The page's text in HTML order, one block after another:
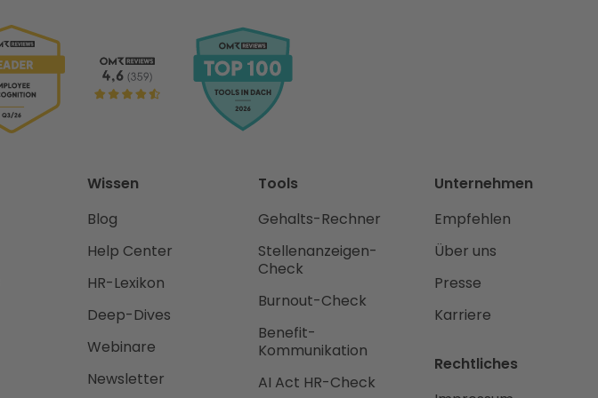
Wissen
Blog
Help Center
HR-Lexikon
Deep-Dives
Webinare
Newsletter
Tools
Gehalts-Rechner
Stellenanzeigen-
Check
Burnout-Check
Benefit-
Kommunikation
AI Act HR-Check
Unternehmen
Empfehlen
Über uns
Presse
Karriere
Rechtliches